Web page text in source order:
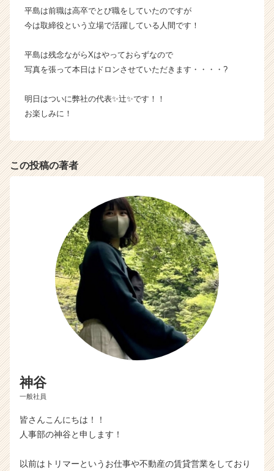
企
業
ス
カ
ト
サ
ト
チ
キ
ャ
e
r
C
r）
平島は前職は高卒でとび職をしていたのですが
今は取締役という立場で活躍している人間です！
平島は残念ながらXはやっておらずなので
写真を張って本日はドロンさせていただきます・・・・?
明日はついに弊社の代表✨辻✨です！！
お楽しみに！
この投稿の著者
神谷
一般社員
皆さんこんにちは！！
人事部の神谷と申します！
以前はトリマーというお仕事や不動産の賃貸営業をしており